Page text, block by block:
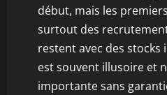
début, mais les
surtout des
restent avec des stocks
est souvent illusoire et
importante sans